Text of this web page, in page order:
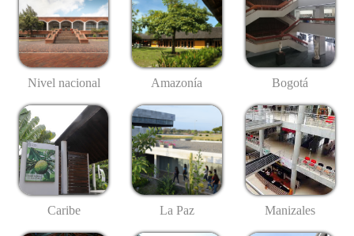
Nivel nacional Amazonía Bogotá
Caribe La Paz Manizales